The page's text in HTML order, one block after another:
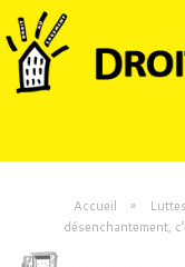
Accueil » Luttes
désenchantement,